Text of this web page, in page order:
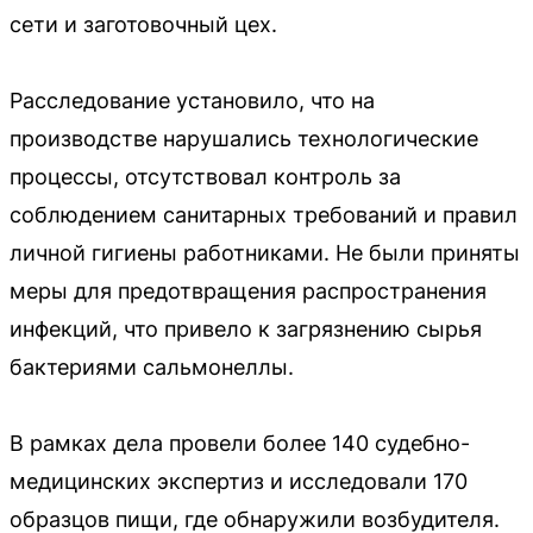
сети и заготовочный цех.
Расследование установило, что на
производстве нарушались технологические
процессы, отсутствовал контроль за
соблюдением санитарных требований и правил
личной гигиены работниками. Не были приняты
меры для предотвращения распространения
инфекций, что привело к загрязнению сырья
бактериями сальмонеллы.
В рамках дела провели более 140 судебно-
медицинских экспертиз и исследовали 170
образцов пищи, где обнаружили возбудителя.